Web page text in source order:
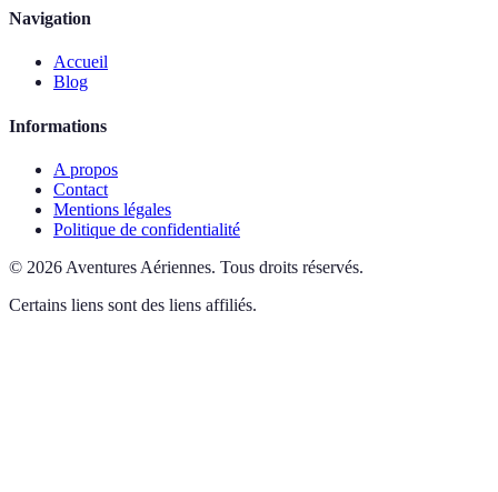
Navigation
Accueil
Blog
Informations
A propos
Contact
Mentions légales
Politique de confidentialité
© 2026 Aventures Aériennes. Tous droits réservés.
Certains liens sont des liens affiliés.